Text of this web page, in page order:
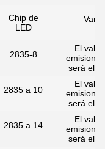
Chip de
LED
2835-8
El
será el
2835 a 10
El
será el
2835 a 14
El
será el